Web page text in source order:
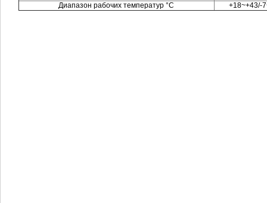
Диапазон рабочих температур °C
+18~+43/-